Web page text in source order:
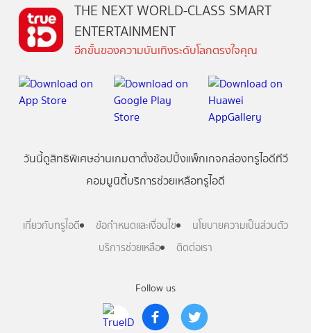
Follow us
THE NEXT WORLD-CLASS SMART
ENTERTAINMENT
อีกขั้นของความบันเทิงระดับโลกตรงใจคุณ
วันนี้ดูสิทธิพิเศษอ่านเกมตาตั้งช้อปปิ้งแพ็กเกจกล่องทรูไอดีทีวี
คอมมูนิตี้บริการช่วยเหลือทรูไอดี
เกี่ยวกับทรูไอดี ข้อกำหนดและเงื่อนไข
นโยบายความเป็นส่วนตัว
บริการช่วยเหลือ
ติดต่อเรา